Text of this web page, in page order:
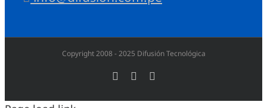
Copyright 2008 - 2025 Difusión Tecnológica
YouTubeLinkedIn